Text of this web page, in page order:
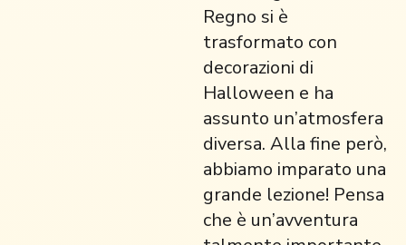
Regno si è
trasformato con
decorazioni di
Halloween e ha
assunto un’atmosfera
diversa. Alla fine però,
abbiamo imparato una
grande lezione! Pensa
che è un’avventura